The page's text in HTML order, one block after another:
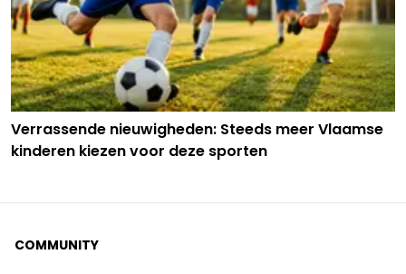
Verrassende nieuwigheden: Steeds meer Vlaamse
kinderen kiezen voor deze sporten
COMMUNITY